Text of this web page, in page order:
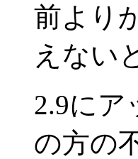
前より
えない
2.9にア
の方の